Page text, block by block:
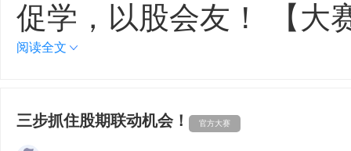
促学，以股会友！ 【大
阅读全文
三步抓住股期联动机会！ 官方大赛